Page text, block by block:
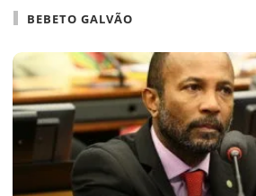
BEBETO GALVÃO